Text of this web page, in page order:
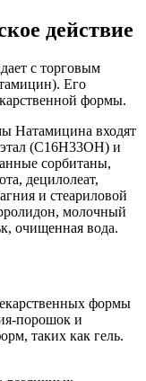
действие
с торговым
Его
формы.
Натамицина входят
этал (С16Н33ОН) и
сорбитаны,
децилолеат,
и стеариловой
молочный
очищенная вода.
формы
порошок и
таких как гель.